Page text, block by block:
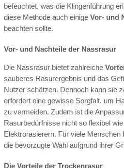
befeuchtet, was die Klingenführung
diese Methode auch einige Vor- und
beachten sollte.
Vor- und Nachteile der Nassrasur
Die Nassrasur bietet zahlreiche
sauberes Rasurergebnis und das
Nutzer schätzen. Dennoch kann sie
erfordert eine gewisse Sorgfalt, um
zu vermeiden. Zudem ist die
Rasurbedürfnisse nicht so flexibel
Elektrorasierern. Für viele Menschen
die bevorzugte Wahl aufgrund ihrer
Die Vorteile der Trockenrasur